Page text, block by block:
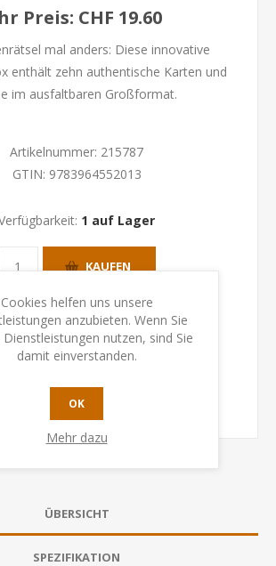
Preis: CHF 19.60
mal anders: Diese innovative
enthält zehn authentische Karten und
im ausfaltbaren Großformat.
Artikelnummer: 215787
GTIN: 9783964552013
1 auf Lager
KAUFEN
ÜBERSICHT
SPEZIFIKATION
Cookies helfen uns unsere
anzubieten. Wenn Sie
nutzen, sind Sie
damit einverstanden.
OK
Mehr dazu